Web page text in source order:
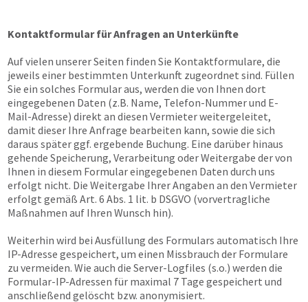
Kontaktformular für Anfragen an Unterkünfte
Auf vielen unserer Seiten finden Sie Kontaktformulare, die
jeweils einer bestimmten Unterkunft zugeordnet sind. Füllen
Sie ein solches Formular aus, werden die von Ihnen dort
eingegebenen Daten (z.B. Name, Telefon-Nummer und E-
Mail-Adresse) direkt an diesen Vermieter weitergeleitet,
damit dieser Ihre Anfrage bearbeiten kann, sowie die sich
daraus später ggf. ergebende Buchung. Eine darüber hinaus
gehende Speicherung, Verarbeitung oder Weitergabe der von
Ihnen in diesem Formular eingegebenen Daten durch uns
erfolgt nicht. Die Weitergabe Ihrer Angaben an den Vermieter
erfolgt gemäß Art. 6 Abs. 1 lit. b DSGVO (vorvertragliche
Maßnahmen auf Ihren Wunsch hin).
Weiterhin wird bei Ausfüllung des Formulars automatisch Ihre
IP-Adresse gespeichert, um einen Missbrauch der Formulare
zu vermeiden. Wie auch die Server-Logfiles (s.o.) werden die
Formular-IP-Adressen für maximal 7 Tage gespeichert und
anschließend gelöscht bzw. anonymisiert.